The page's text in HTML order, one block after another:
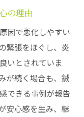
しい対処法とは
可能性
す安心の一歩
由を徹底解説
近道
期回復の秘訣
の理由
因で悪化しやすい
緊張をほぐし、炎
いとされていま
が続く場合も、鍼
できる事例が報告
安心感を生み、継